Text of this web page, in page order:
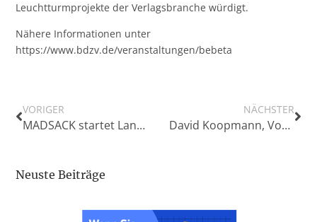
Leuchtturmprojekte der Verlagsbranche würdigt.
Nähere Informationen unter
https://www.bdzv.de/veranstaltungen/bebeta
VORIGER
MADSACK startet Landespolitik-Newsletter in vier weiteren Bundesländern
NÄCHSTER
David Koopmann, Vorstandsmitglied der Bremer Tageszeitungen AG, als Vorsitzender des Zeitungsverleger- und Digitalpublisherverbandes Bremen e.V. (ZVVB) bestätigt
Neuste Beiträge